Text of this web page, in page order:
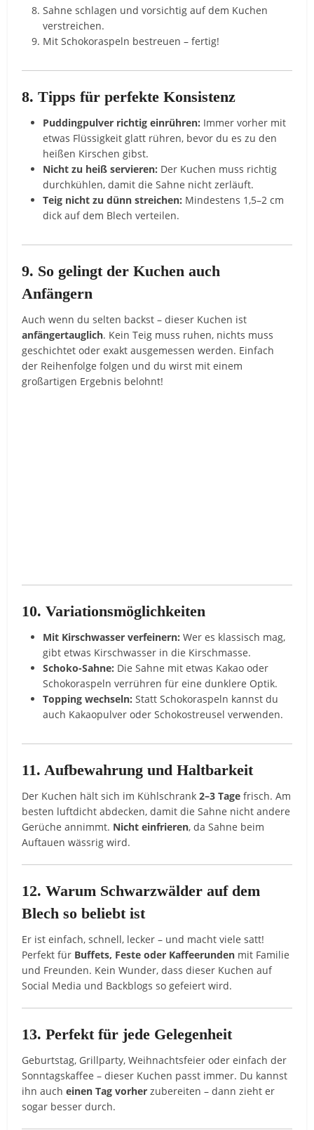
Sahne schlagen und vorsichtig auf dem Kuchen
verstreichen.
Mit Schokoraspeln bestreuen – fertig!
8. Tipps für perfekte Konsistenz
Puddingpulver richtig einrühren: Immer vorher mit
etwas Flüssigkeit glatt rühren, bevor du es zu den
heißen Kirschen gibst.
Nicht zu heiß servieren: Der Kuchen muss richtig
durchkühlen, damit die Sahne nicht zerläuft.
Teig nicht zu dünn streichen: Mindestens 1,5–2 cm
dick auf dem Blech verteilen.
9. So gelingt der Kuchen auch
Anfängern
Auch wenn du selten backst – dieser Kuchen ist
anfängertauglich. Kein Teig muss ruhen, nichts muss
geschichtet oder exakt ausgemessen werden. Einfach
der Reihenfolge folgen und du wirst mit einem
großartigen Ergebnis belohnt!
10. Variationsmöglichkeiten
Mit Kirschwasser verfeinern: Wer es klassisch mag,
gibt etwas Kirschwasser in die Kirschmasse.
Schoko-Sahne: Die Sahne mit etwas Kakao oder
Schokoraspeln verrühren für eine dunklere Optik.
Topping wechseln: Statt Schokoraspeln kannst du
auch Kakaopulver oder Schokostreusel verwenden.
11. Aufbewahrung und Haltbarkeit
Der Kuchen hält sich im Kühlschrank2–3 Tage frisch. Am
besten luftdicht abdecken, damit die Sahne nicht andere
Gerüche annimmt. Nicht einfrieren, da Sahne beim
Auftauen wässrig wird.
12. Warum Schwarzwälder auf dem
Blech so beliebt ist
Er ist einfach, schnell, lecker – und macht viele satt!
Perfekt für Buffets, Feste oder Kaffeerunden mit Familie
und Freunden. Kein Wunder, dass dieser Kuchen auf
Social Media und Backblogs so gefeiert wird.
13. Perfekt für jede Gelegenheit
Geburtstag, Grillparty, Weihnachtsfeier oder einfach der
Sonntagskaffee – dieser Kuchen passt immer. Du kannst
ihn aucheinen Tag vorher zubereiten – dann zieht er
sogar besser durch.